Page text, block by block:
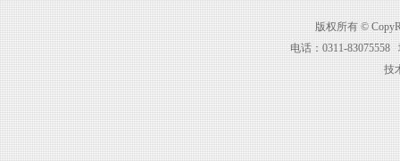
版权所有 ©
电话：0311-
技